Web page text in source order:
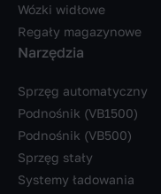
Wózki widłowe
Regały magazynowe
Narzędzia
Sprzęg automatyczny
Podnośnik (VB1500)
Podnośnik (VB500)
Sprzęg stały
Systemy ładowania